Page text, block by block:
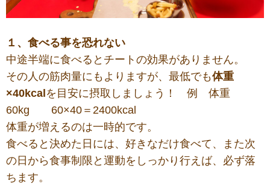
１、食べる事を恐れない
中途半端に食べるとチートの効果がありません。
その人の筋肉量にもよりますが、最低でも体重
×40kcalを目安に摂取しましょう！ 例 体重
60kg 60×40＝2400kcal
体重が増えるのは一時的です。
食べると決めた日には、好きなだけ食べて、また次
の日から食事制限と運動をしっかり行えば、必ず落
ちます。